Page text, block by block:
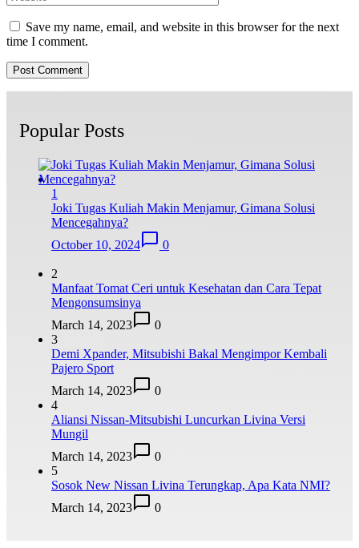
Save my name, email, and website in this browser for the next
time I comment.
Popular Posts
1
Joki Tugas Kuliah Makin Menjamur, Gimana Solusi
Mencegahnya?
October 10, 2024
0
2
Manfaat Tomat Ceri untuk Kesehatan dan Cara Tepat
Mengonsumsinya
March 14, 2023
0
3
Demi Xpander, Mitsubishi Bakal Mengimpor Kembali
Pajero Sport
March 14, 2023
0
4
Aliansi Nissan-Mitsubishi Luncurkan Livina Versi
Mungil
March 14, 2023
0
5
Sosok New Nissan Livina Terungkap, Apa Kata NMI?
March 14, 2023
0